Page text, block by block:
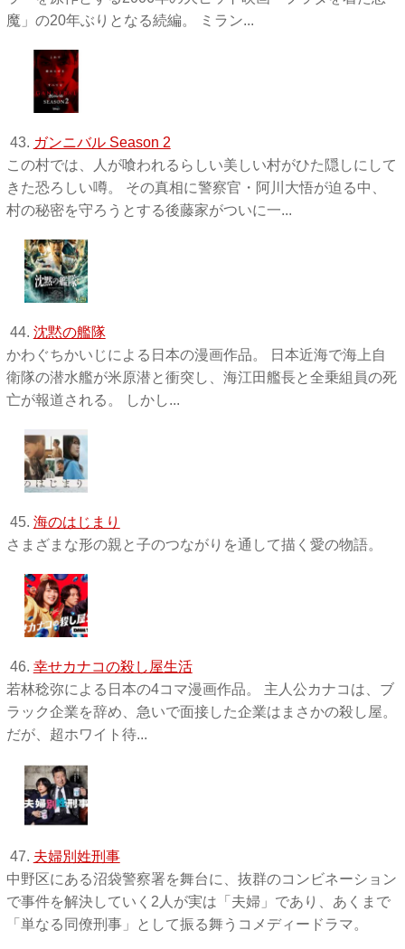
魔」の20年ぶりとなる続編。 ミラン...
43. ガンニバル Season 2
この村では、人が喰われるらしい美しい村がひた隠しにして
きた恐ろしい噂。 その真相に警察官・阿川大悟が迫る中、
村の秘密を守ろうとする後藤家がついに一...
44. 沈黙の艦隊
かわぐちかいじによる日本の漫画作品。 日本近海で海上自
衛隊の潜水艦が米原潜と衝突し、海江田艦長と全乗組員の死
亡が報道される。 しかし...
45. 海のはじまり
さまざまな形の親と子のつながりを通して描く愛の物語。
46. 幸せカナコの殺し屋生活
若林稔弥による日本の4コマ漫画作品。 主人公カナコは、ブ
ラック企業を辞め、急いで面接した企業はまさかの殺し屋。
だが、超ホワイト待...
47. 夫婦別姓刑事
中野区にある沼袋警察署を舞台に、抜群のコンビネーション
で事件を解決していく2人が実は「夫婦」であり、あくまで
「単なる同僚刑事」として振る舞うコメディードラマ。